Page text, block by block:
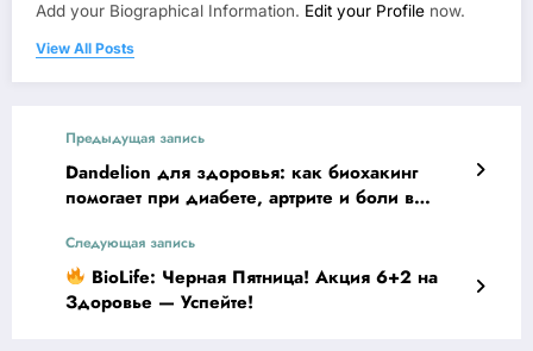
Add your Biographical Information. Edit your Profile now.
View All Posts
Предыдущая запись
Dandelion для здоровья: как биохакинг
помогает при диабете, артрите и боли в
Следующая запись
BioLife: Черная Пятница! Акция 6+2 на
Здоровье — Успейте!